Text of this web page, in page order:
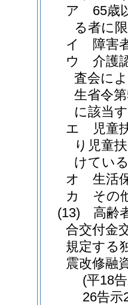
ア
65歳
る者に
イ
障害
ウ
介護
査会に
生省令
に該当
エ
児童
り児童
けてい
オ
生活
カ
その
(13)
高齢
合交付金
規定する
震改修融
(平18
26告示